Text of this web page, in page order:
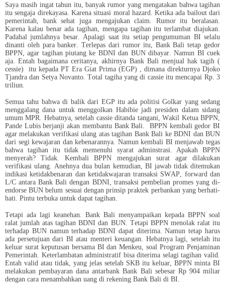
Saya masih ingat tahun itu, banyak rumor yang mengatakan bahwa tagihan
itu sengaja direkayasa. Karena situasi moral hazard. Ketika ada bailout dari
pemerintah, bank sehat juga mengajukan claim. Rumor itu beralasan.
Karena kalau benar ada tagihan, mengapa tagihan itu terlambat diajukan.
Padahal jumlahnya besar. Apalagi saat itu setiap pengumuman BI selalu
dinanti oleh para banker. Terlepas dari rumor itu, Bank Bali tetap gedor
BPPN, agar tagihan piutang ke BDNI dan BUN dibayar. Namun BI cuek
aja. Entah bagaimana ceritanya, akhirnya Bank Bali menjual hak tagih (
cessie) itu kepada PT Era Giat Prima (EGP) , dimana direkturnya Djoko
Tjandra dan Setya Novanto. Total tagiha yang di cassie itu mencapai Rp. 3
triliun.
Semua tahu bahwa di balik dari EGP itu ada politisi Golkar yang sedang
menggalang dana untuk menggolkan Habibie jadi presiden dalam sidang
umum MPR. Hebatnya, setelah cassie ditanda tangani, Wakil Ketua BPPN,
Pande Lubis berjanji akan membantu Bank Bali. BPPN kembali gedor BI
agar melakukan verifikasi ulang atas tagihan Bank Bali ke BDNI dan BUN
dari segi kewajaran dan kebenarannya. Namun kembali BI menjawab tegas
bahwa tagihan itu tidak memenuhi syarat adminstrasi. Apakah BPPN
menyerah? Tidak. Kembali BPPN mengajukan surat agar dilakukan
verifikasi ulang. Anehnya dua bulan kemudian, BI jawab tidak ditemukan
indikasi ketidakbenaran dan ketidakwajaran transaksi SWAP, forward dan
L/C antara Bank Bali dengan BDNI, transaksi pembelian promes yang di-
endorse BUN belum sesuai dengan prinsip praktek perbankan yang berhati-
hati. Pintu terbuka untuk dapat tagihan.
Tetapi ada lagi keanehan. Bank Bali menyampaikan kepada BPPN soal
ralat jumlah atas tagihan BDNI dan BUN. Tetapi BPPN menolak ralat itu
terhadap BUN namun terhadap BDNI dapat diterima. Namun tetap harus
ada persetujuan dari BI atau menteri keuangan. Hebatnya lagi, setelah itu
keluar surat keputusan bersama BI dan Menkeu, soal Program Penjaminan
Pemerintah. Keterlambatan administratif bisa diterima selagi tagihan valid.
Entah valid atau tidak, yang jelas setelah SKB itu keluar, BPPN minta BI
melakukan pembayaran dana antarbank Bank Bali sebesar Rp 904 miliar
dengan cara menambahkan uang di rekening Bank Bali di BI.